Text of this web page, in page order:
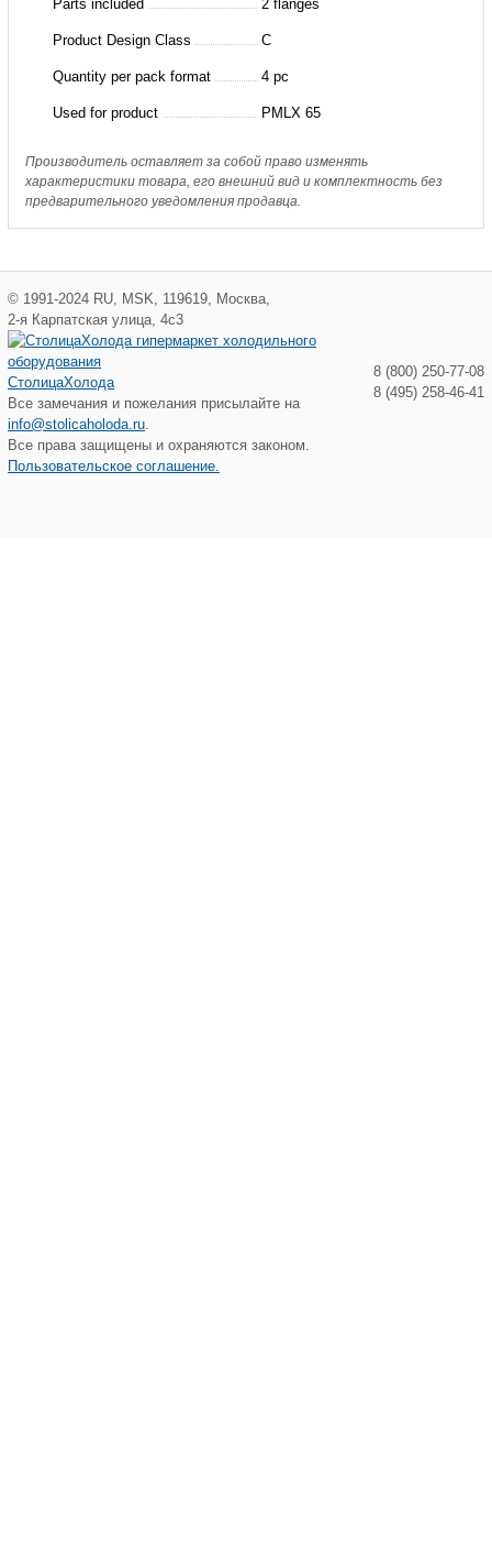
Parts included 2 flanges
Product Design Class C
Quantity per pack format 4 pc
Used for product PMLX 65
Производитель оставляет за собой право изменять
характеристики товара, его внешний вид и комплектность без
предварительного уведомления продавца.
© 1991-2024 RU MSK 119619 Москва
2-я Карпатская улица, 4с3
СтолицаХолода
Все замечания и пожелания присылайте на
info@stolicaholoda.ru
Все права защищены и охраняются законом.
Пользовательское соглашение.
8 (800) 250-77-08
8 (495) 258-46-41